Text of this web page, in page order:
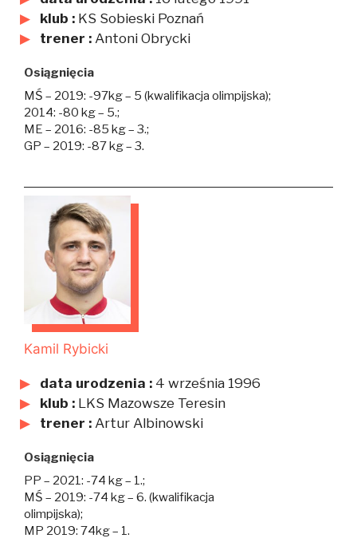
klub : KS Sobieski Poznań
trener : Antoni Obrycki
Osiągnięcia
MŚ – 2019: -97kg – 5 (kwalifikacja olimpijska);
2014: -80 kg – 5.;
ME – 2016: -85 kg – 3.;
GP – 2019: -87 kg – 3.
Kamil Rybicki
data urodzenia : 4 września 1996
klub : LKS Mazowsze Teresin
trener : Artur Albinowski
Osiągnięcia
PP – 2021: -74 kg – 1.;
MŚ – 2019: -74 kg – 6. (kwalifikacja
olimpijska);
MP 2019: 74kg – 1.